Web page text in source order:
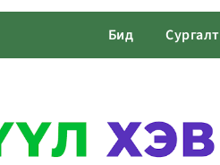
Бид Сургалт